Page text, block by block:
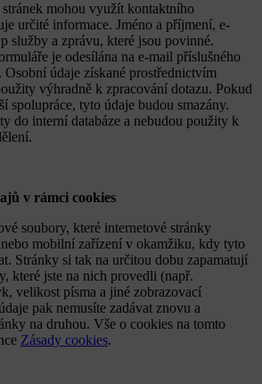
mohou využít kontaktního
určité informace. Jméno a příjmení, e-
služby a zprávu, které jsou povinné.
je odesílána na e-mail příslušného
Osobní údaje získané prostřednictvím
výhradně k zpracování dotazu. Pokud
spolupráce, tyto údaje budou smazány.
do interní databáze a nebudou použity k
v rámci cookies
soubory, které internetové stránky
mobilní zařízení v okamžiku, kdy tyto
Stránky si tak na určitou dobu zapamatují
které jste na nich provedli (např.
velikost písma a jiné zobrazovací
pak nemusíte zadávat znovu a
na druhou. Vše o cookies na tomto
Zásady cookies.